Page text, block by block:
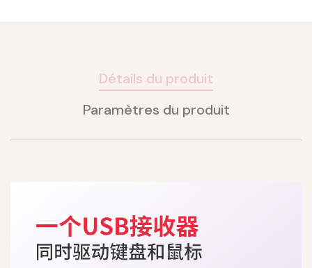
Détails du produit
Paramètres du produit